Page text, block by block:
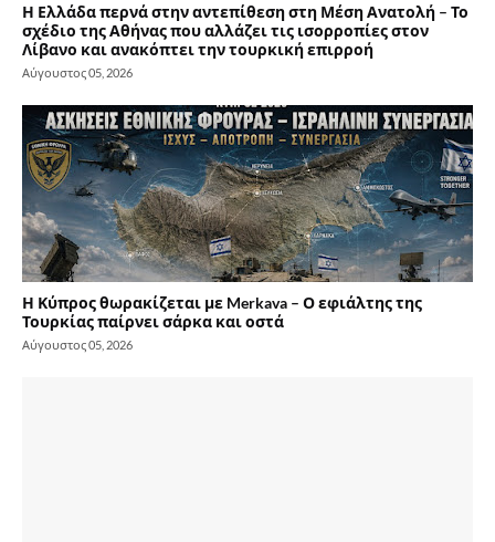
Η Ελλάδα περνά στην αντεπίθεση στη Μέση Ανατολή – Το
σχέδιο της Αθήνας που αλλάζει τις ισορροπίες στον
Λίβανο και ανακόπτει την τουρκική επιρροή
Αύγουστος 05, 2026
Η Κύπρος θωρακίζεται με Merkava – Ο εφιάλτης της
Τουρκίας παίρνει σάρκα και οστά
Αύγουστος 05, 2026